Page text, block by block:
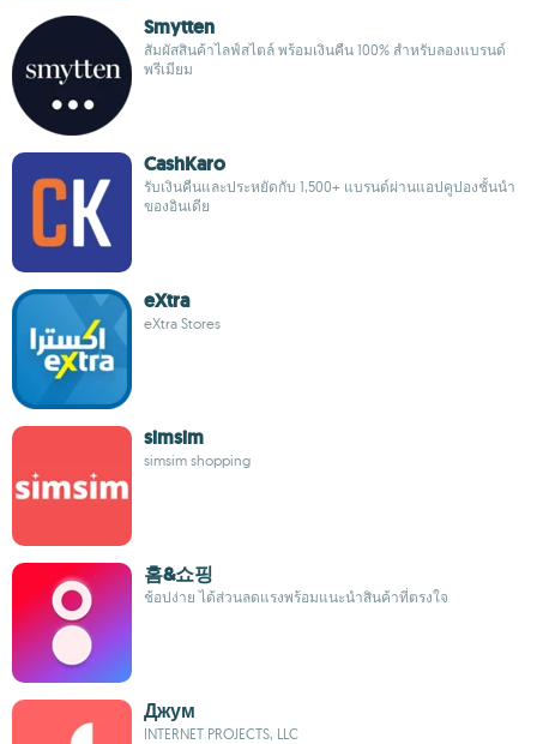
Smytten
สัมผัสสินค้าไลฟ์สไตล์ พร้อมเงินคืน 100% สำหรับลองแบรนด์
พรีเมียม
CashKaro
รับเงินคืนและประหยัดกับ 1,500+ แบรนด์ผ่านแอปคูปองชั้นนำ
ของอินเดีย
eXtra
eXtra Stores
simsim
simsim shopping
홈&쇼핑
ช้อปง่าย ได้ส่วนลดแรงพร้อมแนะนำสินค้าที่ตรงใจ
Джум
INTERNET PROJECTS, LLC